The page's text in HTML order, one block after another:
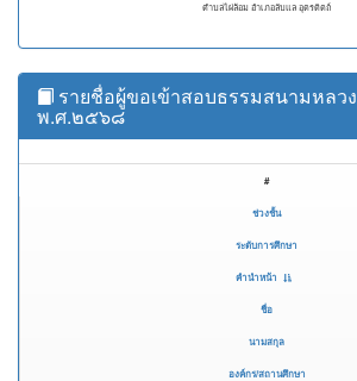
ตำบลไผ่ล้อม อำเภอลับแล อุตรดิตถ์
รายชื่อผู้ขอเข้าสอบธรรมสนามหลวง
พ.ศ.๒๕๖๘
#
ช่วงชั้น
ระดับการศึกษา
คำนำหน้า
ชื่อ
นามสกุล
องค์กร/สถานศึกษา